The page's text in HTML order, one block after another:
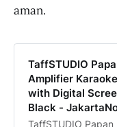
aman.
TaffSTUDIO
Amplifier
with Digital
Black -
TaffSTUDIO